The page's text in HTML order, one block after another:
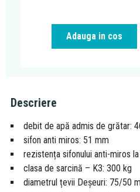
Adauga in cos
Descriere
debit de apă admis de grătar:
sifon anti miros: 51 mm
rezistența sifonului anti-miros
clasa de sarcină – K3: 300 kg
diametrul țevii Deșeuri: 75/50